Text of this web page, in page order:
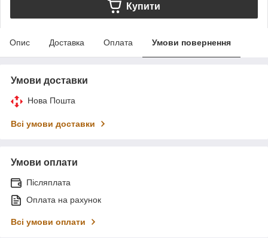
Купити
Опис Доставка Оплата Умови повернення
Умови доставки
Нова Пошта
Всі умови доставки
Умови оплати
Післяплата
Оплата на рахунок
Всі умови оплати